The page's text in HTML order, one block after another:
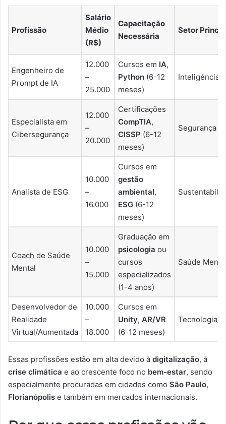
Profissão
Salário
Médio
(R$)
Capacitação
Necessária
Setor
Engenheiro de
Prompt de IA
12.000
–
25.000
Cursos em IA,
Python (6-12
meses)
Inteligência
Especialista em
Cibersegurança
12.000
–
20.000
Certificações
CompTIA,
CISSP (6-12
meses)
Segurança
Analista de ESG
10.000
–
16.000
Cursos em
gestão
ambiental,
ESG (6-12
meses)
Coach de Saúde
Mental
10.000
–
15.000
Graduação em
psicologia ou
cursos
especializados
(1-4 anos)
Saúde
Desenvolvedor de
Realidade
Virtual/Aumentada
10.000
–
18.000
Cursos em
Unity, AR/VR
(6-12 meses)
Tecnologia/
Essas profissões estão em alta devido à digitalização, à
crise climática e ao crescente foco no bem-estar, sendo
especialmente procuradas em cidades como São Paulo,
Florianópolis e também em mercados internacionais.